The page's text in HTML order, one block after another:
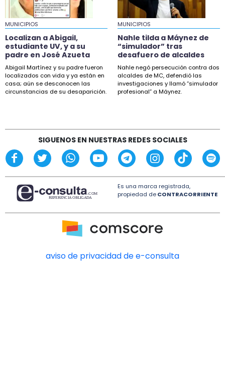
19:13
Localizan a Abigail, estudiante UV, y a su padre
en José Azueta
18:42
Buscan a Scarlet, menor desaparecida en
Coatzintla
MUNICIPIOS
Localizan a Abigail,
estudiante UV, y a su
padre en José Azueta
Abigail Martínez y su padre fueron
localizados con vida y ya están en
casa; aún se desconocen las
circunstancias de su desaparición.
MUNICIPIOS
Nahle tilda a Máynez de
“simulador” tras
desafuero de alcaldes
Nahle negó persecución contra dos
alcaldes de MC, defendió las
investigaciones y llamó “simulador
profesional” a Máynez.
SIGUENOS EN NUESTRAS REDES SOCIALES
Es una marca registrada,
propiedad deCONTRACORRIENTE
aviso de privacidad de e-consulta